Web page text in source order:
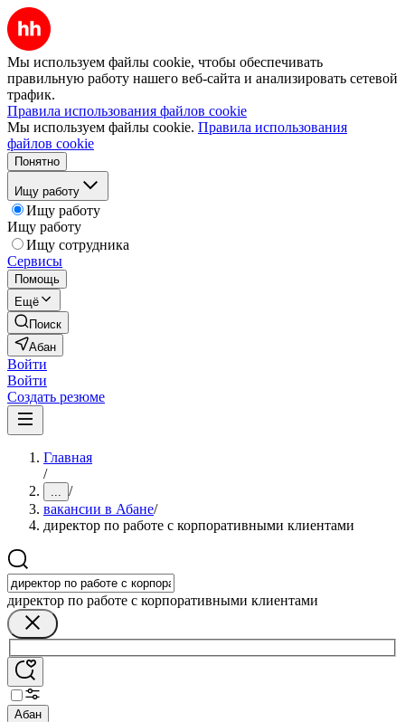
Мы используем файлы cookie, чтобы обеспечивать
правильную работу нашего веб-сайта и анализировать сетевой
трафик.
Правила использования файлов cookie
Мы используем файлы cookie. Правила использования
файлов cookie
Понятно
Ищу работу
Ищу работу
Ищу работу
Ищу сотрудника
Сервисы
Помощь
Ещё
Поиск
Абан
Войти
Войти
Создать резюме
Главная
/
... /
вакансии в Абане/
директор по работе с корпоративными клиентами
директор по работе с корпоративными клиентами
Абан